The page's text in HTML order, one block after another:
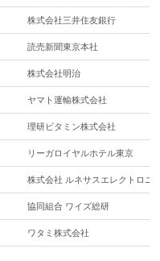
株式会社三井住友銀行
読売新聞東京本社
株式会社明治
ヤマト運輸株式会社
理研ビタミン株式会社
リーガロイヤルホテル東京
株式会社 ルネサスエレクトロニ
協同組合 ワイズ総研
ワタミ株式会社